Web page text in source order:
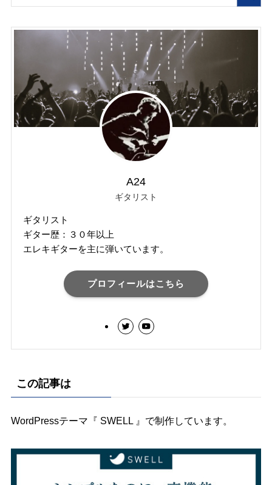
A24
ギタリスト
ギタリスト
ギター歴：３０年以上
エレキギターを主に弾いています。
プロフィールはこちら
この記事は
WordPressテーマ『 SWELL 』で制作しています。